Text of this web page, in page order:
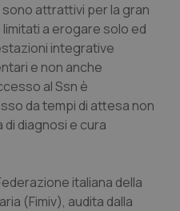
attrattivi per la gran
a erogare solo ed
integrative
e non anche
al Ssn è
da tempi di attesa non
diagnosi e cura
italiana della
(Fimiv), audita dalla